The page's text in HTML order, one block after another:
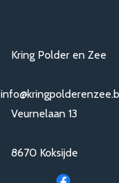
Kring Polder en Zee
Veurnelaan 13
8670 Koksijde